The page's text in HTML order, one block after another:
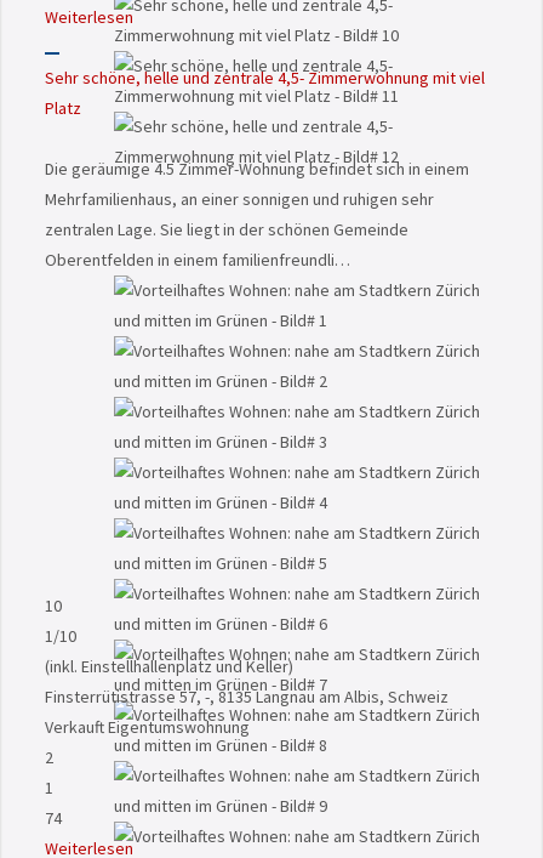
Weiterlesen
Sehr schöne, helle und zentrale 4,5- Zimmerwohnung mit viel
Platz
Die geräumige 4.5 Zimmer-Wohnung befindet sich in einem
Mehrfamilienhaus, an einer sonnigen und ruhigen sehr
zentralen Lage. Sie liegt in der schönen Gemeinde
Oberentfelden in einem familienfreundli…
10
1/10
(inkl. Einstellhallenplatz und Keller)
Finsterrütistrasse 57, -, 8135 Langnau am Albis, Schweiz
VerkauftEigentumswohnung
2
1
74
Weiterlesen